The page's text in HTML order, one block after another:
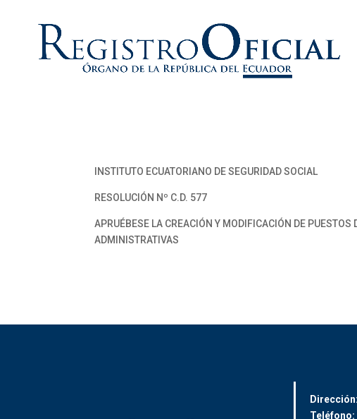
INSTITUTO ECUATORIANO DE SEGURIDAD SOCIAL
RESOLUCIÓN Nº C.D. 577
APRUÉBESE LA CREACIÓN Y MODIFICACIÓN DE
ADMINISTRATIVAS
Dirección:
Teléfono: